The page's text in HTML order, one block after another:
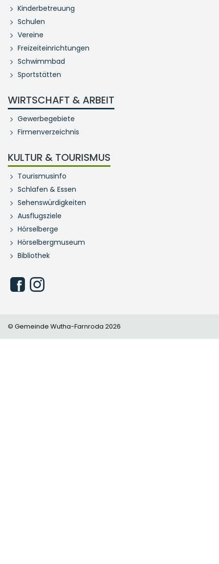
Kinderbetreuung
Schulen
Vereine
Freizeiteinrichtungen
Schwimmbad
Sportstätten
WIRTSCHAFT & ARBEIT
Gewerbegebiete
Firmenverzeichnis
KULTUR & TOURISMUS
Tourismusinfo
Schlafen & Essen
Sehenswürdigkeiten
Ausflugsziele
Hörselberge
Hörselbergmuseum
Bibliothek
© Gemeinde Wutha-Farnroda 2026